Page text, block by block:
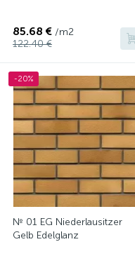
85.68 € /m2
122.40 €
-20%
№ 01 EG Niederlausitzer
Gelb Edelglanz